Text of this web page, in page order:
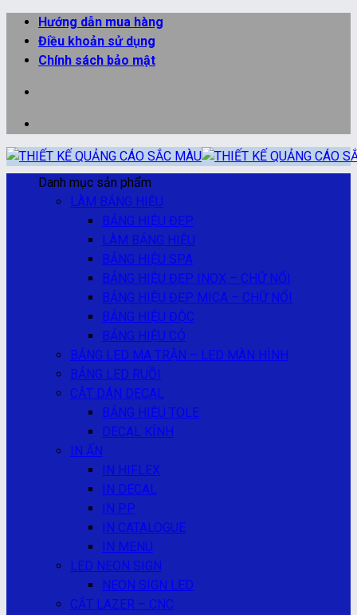
qua
Hướng dẫn mua hàng
Điều khoản sử dụng
Chính sách bảo mật
Danh mục sản phẩm
LÀM BẢNG HIỆU
BẢNG HIỆU ĐẸP
LÀM BẢNG HIỆU
BẢNG HIỆU SPA
BẢNG HIỆU ĐẸP INOX – CHỮ NỔI
BẢNG HIỆU ĐẸP MICA – CHỮ NỔI
BẢNG HIỆU ĐỘC
BẢNG HIỆU CỎ
BẢNG LED MA TRẬN – LED MÀN HÌNH
BẢNG LED RUỒI
CẮT DÁN DECAL
BẢNG HIỆU TOLE
DECAL KÍNH
IN ẤN
IN HIFLEX
IN DECAL
IN PP
IN CATALOGUE
IN MENU
LED NEON SIGN
NEON SIGN LED
CẮT LAZER – CNC